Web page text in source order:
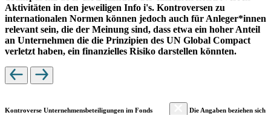
Aktivitäten in den jeweiligen Info i's. Kontroversen zu
internationalen Normen können jedoch auch für Anleger*innen
relevant sein, die der Meinung sind, dass etwa ein hoher Anteil
an Unternehmen die die Prinzipien des UN Global Compact
verletzt haben, ein finanzielles Risiko darstellen könnten.
Kontroverse Unternehmensbeteiligungen im Fonds
Die Angaben beziehen sich